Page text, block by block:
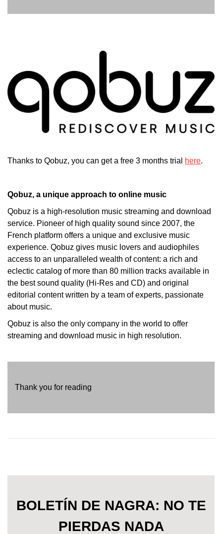
Thanks to Qobuz, you can get a free 3 months trial here.
Qobuz, a unique approach to online music
Qobuz is a high-resolution music streaming and download
service. Pioneer of high quality sound since 2007, the
French platform offers a unique and exclusive music
experience. Qobuz gives music lovers and audiophiles
access to an unparalleled wealth of content: a rich and
eclectic catalog of more than 80 million tracks available in
the best sound quality (Hi-Res and CD) and original
editorial content written by a team of experts, passionate
about music.
Qobuz is also the only company in the world to offer
streaming and download music in high resolution.
Thank you for reading
BOLETÍN DE NAGRA: NO TE
PIERDAS NADA